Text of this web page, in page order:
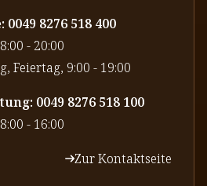
8276 518 400
- 20:00
Feiertag, 9:00 - 19:00
0049 8276 518 100
- 16:00
Zur Kontaktseite